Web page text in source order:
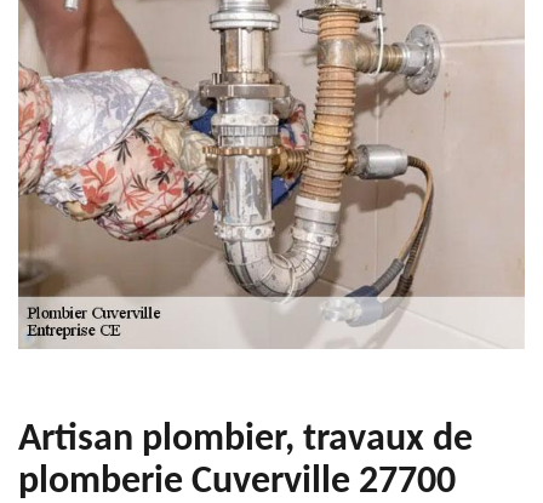
Artisan plombier, travaux de
plomberie Cuverville 27700